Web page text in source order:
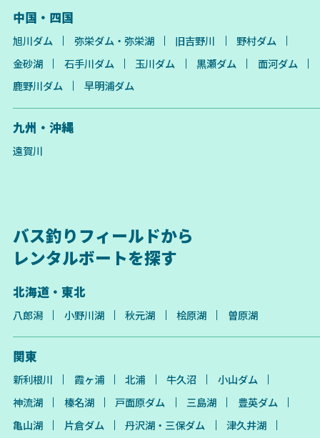
中国・四国
旭川ダム 弥栄ダム・弥栄湖 旧吉野川
野村ダム
金砂湖
石手川ダム 玉川ダム 黒瀬ダム
面河ダム
鹿野川ダム
早明浦ダム
九州・沖縄
遠賀川
バス釣りフィールドから
レンタルボートを探す
北海道・東北
八郎潟 小野川湖 秋元湖 桧原湖 曽原湖
関東
新利根川 霞ヶ浦 北浦 牛久沼
小山ダム
神流湖
榛名湖 戸面原ダム 三島湖
豊英ダム
亀山湖
片倉ダム 丹沢湖・三保ダム
津久井湖